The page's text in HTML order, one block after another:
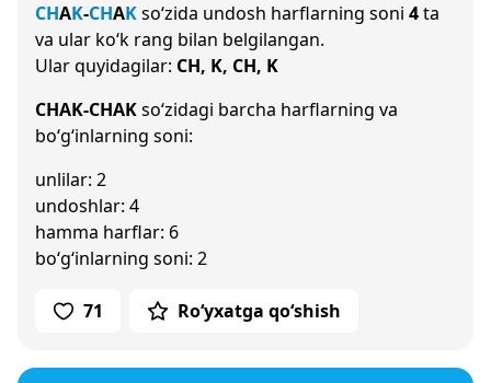
CHAK-CHAKso‘zida undosh harflarning soni 4ta
va ular ko‘k rang bilan belgilangan.
Ular quyidagilar: CH, K, CH, K
CHAK-CHAKso‘zidagi barcha harflarning va
bo‘g‘inlarning soni:
unlilar: 2
undoshlar: 4
hamma harflar: 6
bo‘g‘inlarning soni: 2
71 Ro‘yxatga qo‘shish